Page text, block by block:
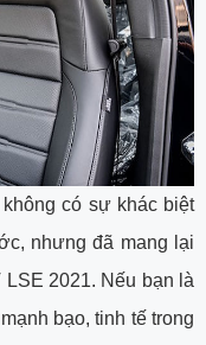
có sự khác biệt
nhưng đã mang lại
2021. Nếu bạn là
bạo, tinh tế trong